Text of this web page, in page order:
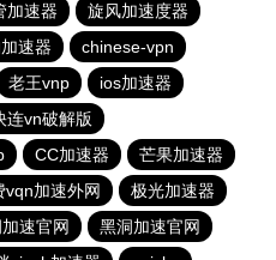
加速器
旋风加速度器
速器
chinese-vpn
老王vnp
ios加速器
连vn破解版
CC加速器
芒果加速器
vqn加速外网
极光加速器
速官网
黑洞加速官网